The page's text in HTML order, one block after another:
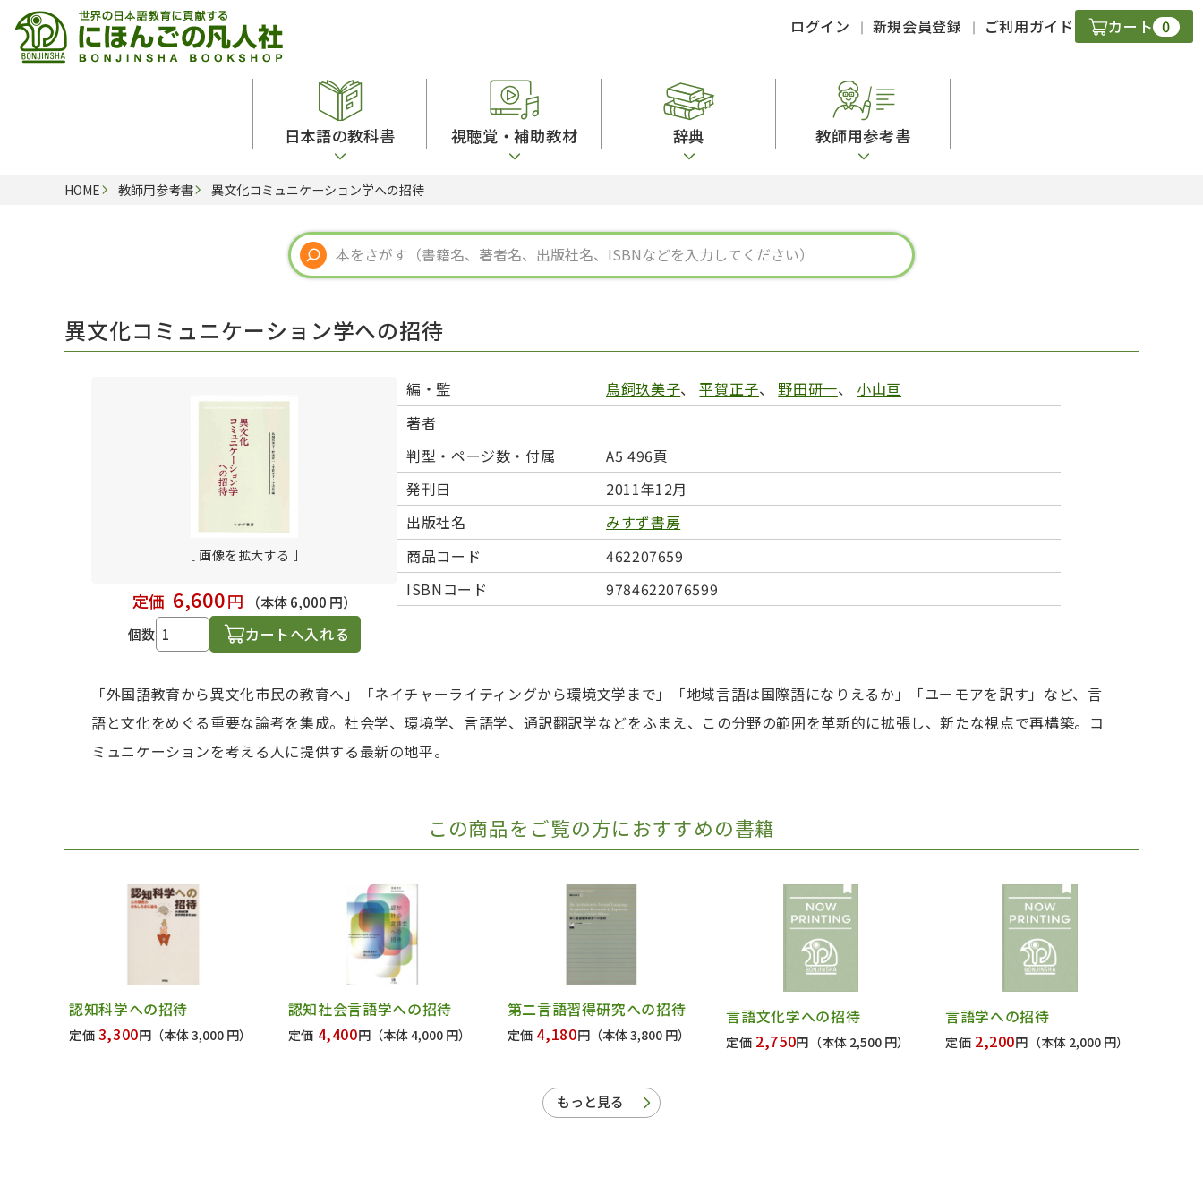
ログイン 新規会員登録 ご利用ガイド カート 0
日本語の教科書
留学生向け専門分野
子ども向け
文法
発音・聴解
作文
練習問題
日本語能力試験対策
日本留学試験対策
学校情報
日本語学習関連副読本
視聴覚・補助教材
カード・ゲーム・絵教材
絵本・子ども向け補助 図表
辞典
スペイン語辞典
中国語辞典
ドイツ語辞典
ポルトガル語辞典
ロシア語辞典
語学・文法辞典
表現・用字用語辞典 比較文化辞典
教師用参考書
語彙・意味
文章・談話・表現
表記
言語学
多言語社会・言語政策
言語の諸相
アカデミック・スキル
HOME 教師用参考書 異文化コミュニケーション学への招待
異文化コミュニケーション学への招待
［ 画像を拡大する ］
定価 6,600円
（本体 6,000 円）
個数
カートへ入れる
編・監 鳥飼玖美子、平賀正子、 野田研一、 小山亘
著者
判型・ページ数・付属
A5 496頁
発刊日
2011年12月
出版社名
みすず書房
商品コード
462207659
ISBNコード
9784622076599
「外国語教育から異文化市民の教育へ」「ネイチャーライティングから環境文学まで」「地域言語は国際語になりえるか」「ユーモアを訳す」など、言
語と文化をめぐる重要な論考を集成。社会学、環境学、言語学、通訳翻訳学などをふまえ、この分野の範囲を革新的に拡張し、新たな視点で再構築。コ
ミュニケーションを考える人に提供する最新の地平。
この商品をご覧の方におすすめの書籍
認知科学への招待
定価 3,300円 （本体 3,000 円）
認知社会言語学への招待
定価 4,400円 （本体 4,000 円）
第二言語習得研究への招待
定価 4,180円 （本体 3,800 円）
言語文化学への招待
定価 2,750円 （本体 2,500 円）
言語学への招待
定価 2,200円 （本体 2,000 円）
もっと見る